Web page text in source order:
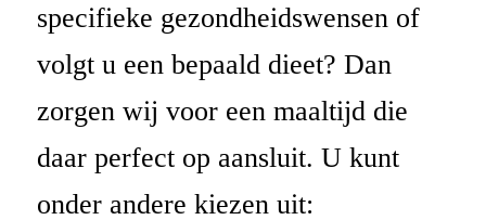
specifieke gezondheidswensen of
volgt u een bepaald dieet? Dan
zorgen wij voor een maaltijd die
daar perfect op aansluit. U kunt
onder andere kiezen uit: